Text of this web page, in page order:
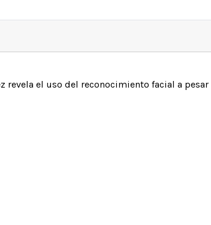
revela el uso del reconocimiento facial a